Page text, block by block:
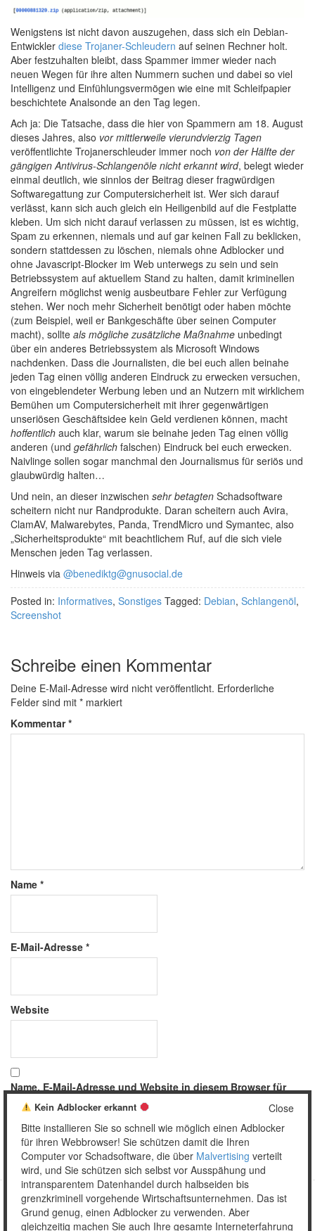
Wenigstens ist nicht davon auszugehen, dass sich ein Debian-
Entwickler diese Trojaner-Schleudern auf seinen Rechner holt.
Aber festzuhalten bleibt, dass Spammer immer wieder nach
neuen Wegen für ihre alten Nummern suchen und dabei so viel
Intelligenz und Einfühlungsvermögen wie eine mit Schleifpapier
beschichtete Analsonde an den Tag legen.
Ach ja: Die Tatsache, dass die hier von Spammern am 18. August
dieses Jahres, also vor mittlerweile vierundvierzig Tagen
veröffentlichte Trojanerschleuder immer noch von der Hälfte der
gängigen Antivirus-Schlangenöle nicht erkannt wird, belegt wieder
einmal deutlich, wie sinnlos der Beitrag dieser fragwürdigen
Softwaregattung zur Computersicherheit ist. Wer sich darauf
verlässt, kann sich auch gleich ein Heiligenbild auf die Festplatte
kleben. Um sich nicht darauf verlassen zu müssen, ist es wichtig,
Spam zu erkennen, niemals und auf gar keinen Fall zu beklicken,
sondern stattdessen zu löschen, niemals ohne Adblocker und
ohne Javascript-Blocker im Web unterwegs zu sein und sein
Betriebssystem auf aktuellem Stand zu halten, damit kriminellen
Angreifern möglichst wenig ausbeutbare Fehler zur Verfügung
stehen. Wer noch mehr Sicherheit benötigt oder haben möchte
(zum Beispiel, weil er Bankgeschäfte über seinen Computer
macht), sollte als mögliche zusätzliche Maßnahme unbedingt
über ein anderes Betriebssystem als Microsoft Windows
nachdenken. Dass die Journalisten, die bei euch allen beinahe
jeden Tag einen völlig anderen Eindruck zu erwecken versuchen,
von eingeblendeter Werbung leben und an Nutzern mit wirklichem
Bemühen um Computersicherheit mit ihrer gegenwärtigen
unseriösen Geschäftsidee kein Geld verdienen können, macht
hoffentlich auch klar, warum sie beinahe jeden Tag einen völlig
anderen (und gefährlich falschen) Eindruck bei euch erwecken.
Naivlinge sollen sogar manchmal den Journalismus für seriös und
glaubwürdig halten…
Und nein, an dieser inzwischen sehr betagten Schadsoftware
scheitern nicht nur Randprodukte. Daran scheitern auch Avira,
ClamAV, Malwarebytes, Panda, TrendMicro und Symantec, also
„Sicherheitsprodukte“ mit beachtlichem Ruf, auf die sich viele
Menschen jeden Tag verlassen.
Hinweis via @benediktg@gnusocial.de
Posted in: Informatives, Sonstiges Tagged: Debian, Schlangenöl,
Screenshot
Schreibe einen Kommentar
Deine E-Mail-Adresse wird nicht veröffentlicht. Erforderliche
Felder sind mit * markiert
Kommentar*
Name *
E-Mail-Adresse *
Website
Name, E-Mail-Adresse und Website in diesem Browser für
meinen nächsten Kommentar speichern.
Copyright © 2026 Unser täglich Spam.
Close
Kein Adblocker erkannt
Bitte installieren Sie so schnell wie möglich einen Adblocker
für ihren Webbrowser! Sie schützen damit die Ihren
Computer vor Schadsoftware, die über Malvertising verteilt
wird, und Sie schützen sich selbst vor Ausspähung und
intransparentem Datenhandel durch halbseiden bis
grenzkriminell vorgehende Wirtschaftsunternehmen. Das ist
Grund genug, einen Adblocker zu verwenden. Aber
gleichzeitig machen Sie auch Ihre gesamte Interneterfahrung